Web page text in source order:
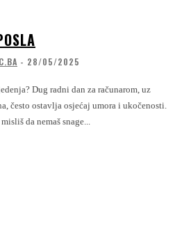
- 28/05/2025
Dug radni dan za računarom, uz
često ostavlja osjećaj umora i ukočenosti.
da nemaš snage...